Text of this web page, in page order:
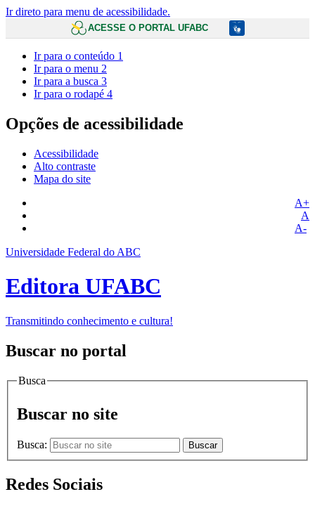
Ir direto para menu de acessibilidade.
ACESSE O PORTAL UFABC
Ir para o conteúdo 1
Ir para o menu 2
Ir para a busca 3
Ir para o rodapé 4
Opções de acessibilidade
Acessibilidade
Alto contraste
Mapa do site
A+
A
A-
Universidade Federal do ABC
Editora UFABC
Transmitindo conhecimento e cultura!
Buscar no portal
Busca
Buscar no site
Busca: Buscar
Redes Sociais